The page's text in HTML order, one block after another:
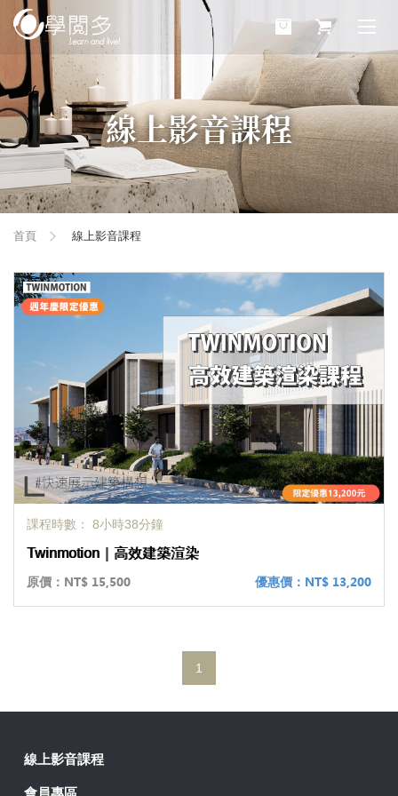
線上影音課程
首頁 線上影音課程
課程時數： 8小時38分鐘
Twinmotion｜高效建築渲染
原價： NT$ 15,500 優惠價： NT$ 13,200
1
線上影音課程